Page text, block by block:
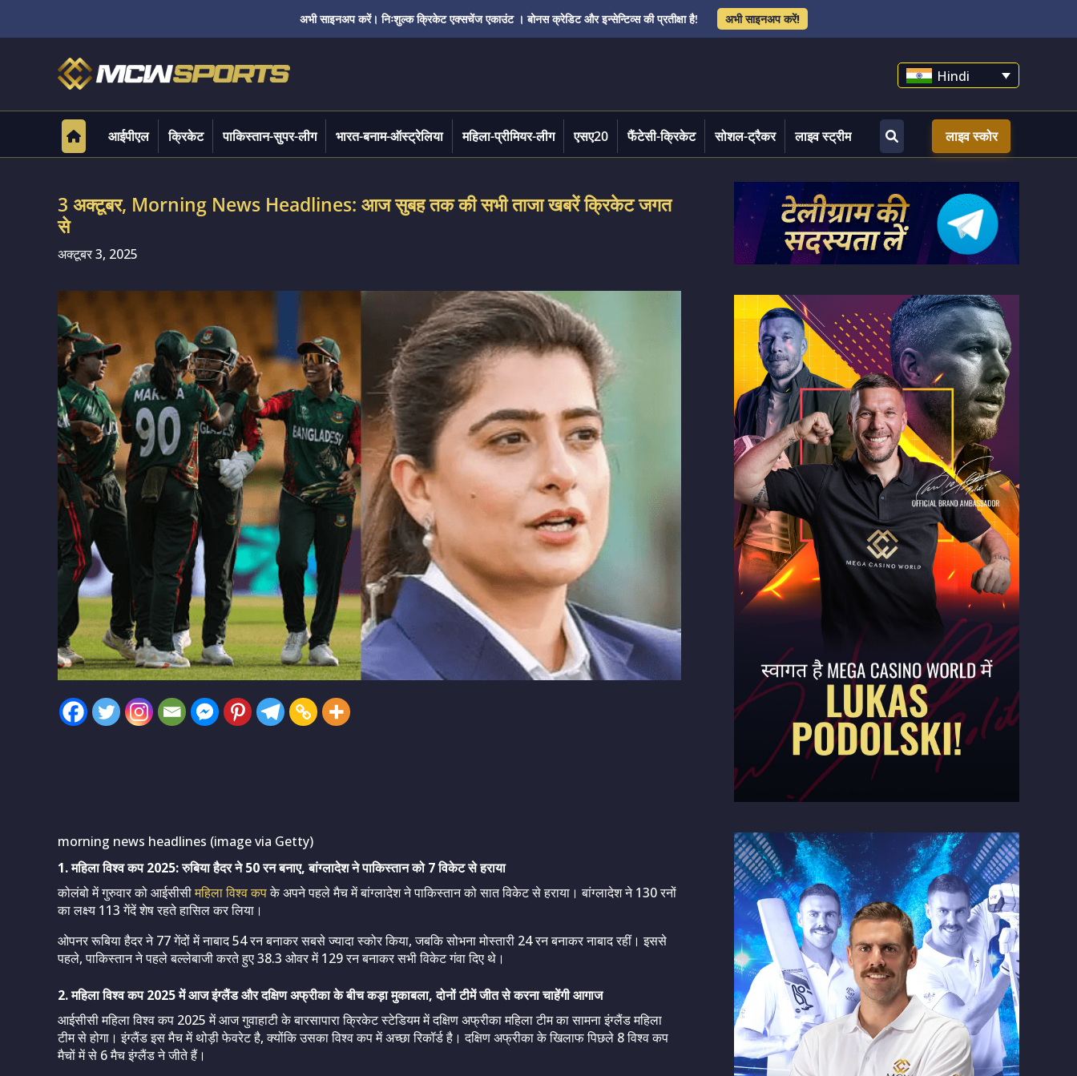
अभी साइनअप करें। निःशुल्क क्रिकेट एक्सचेंज एकाउंट । बोनस क्रेडिट और इन्सेन्टिव्स की प्रतीक्षा है! अभी साइनअप करें!
Hindi
आईपीएल क्रिकेट पाकिस्तान-सुपर-लीग भारत-बनाम-ऑस्ट्रेलिया महिला-प्रीमियर-लीग एसए20 फैंटेसी-क्रिकेट सोशल-ट्रैकर लाइव स्ट्रीम लाइव स्कोर
3 अक्टूबर, Morning News Headlines: आज सुबह तक की सभी ताजा खबरें क्रिकेट जगत
से
अक्टूबर 3, 2025
morning news headlines (image via Getty)
1. महिला विश्व कप 2025: रुबिया हैदर ने 50 रन बनाए, बांग्लादेश ने पाकिस्तान को 7 विकेट से हराया
कोलंबो में गुरुवार को आईसीसीमहिला विश्व कपके अपने पहले मैच में बांग्लादेश ने पाकिस्तान को सात विकेट से हराया। बांग्लादेश ने 130 रनों
का लक्ष्य 113 गेंदें शेष रहते हासिल कर लिया।
ओपनर रूबिया हैदर ने 77 गेंदों में नाबाद 54 रन बनाकर सबसे ज्यादा स्कोर किया, जबकि सोभना मोस्तारी 24 रन बनाकर नाबाद रहीं। इससे
पहले, पाकिस्तान ने पहले बल्लेबाजी करते हुए 38.3 ओवर में 129 रन बनाकर सभी विकेट गंवा दिए थे।
2. महिला विश्व कप 2025 में आज इंग्लैंड और दक्षिण अफ्रीका के बीच कड़ा मुकाबला, दोनों टीमें जीत से करना चाहेंगी आगाज
आईसीसी महिला विश्व कप 2025 में आज गुवाहाटी के बारसापारा क्रिकेट स्टेडियम में दक्षिण अफ्रीका महिला टीम का सामना इंग्लैंड महिला
टीम से होगा। इंग्लैंड इस मैच में थोड़ी फेवरेट है, क्योंकि उसका विश्व कप में अच्छा रिकॉर्ड है। दक्षिण अफ्रीका के खिलाफ पिछले 8 विश्व कप
मैचों में से 6 मैच इंग्लैंड ने जीते हैं।